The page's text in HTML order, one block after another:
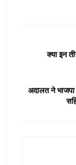
क्या इन
अदालत ने